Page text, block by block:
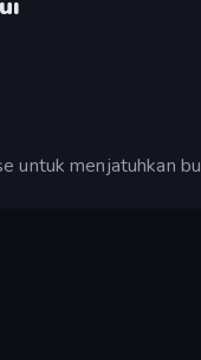
untuk menjatuhkan